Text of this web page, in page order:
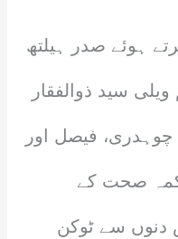
ہوئے صدر ہیلتھ
سید ذوالفقار
فیصل اور
صحت کے
دنوں سے ٹوکن